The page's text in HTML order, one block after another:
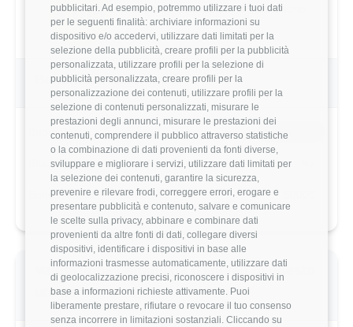
pubblicitari. Ad esempio, potremmo utilizzare i tuoi dati
per le seguenti finalità: archiviare informazioni su
dispositivo e/o accedervi, utilizzare dati limitati per la
selezione della pubblicità, creare profili per la pubblicità
personalizzata, utilizzare profili per la selezione di
pubblicità personalizzata, creare profili per la
personalizzazione dei contenuti, utilizzare profili per la
selezione di contenuti personalizzati, misurare le
prestazioni degli annunci, misurare le prestazioni dei
contenuti, comprendere il pubblico attraverso statistiche
o la combinazione di dati provenienti da fonti diverse,
sviluppare e migliorare i servizi, utilizzare dati limitati per
la selezione dei contenuti, garantire la sicurezza,
prevenire e rilevare frodi, correggere errori, erogare e
presentare pubblicità e contenuto, salvare e comunicare
le scelte sulla privacy, abbinare e combinare dati
provenienti da altre fonti di dati, collegare diversi
dispositivi, identificare i dispositivi in base alle
informazioni trasmesse automaticamente, utilizzare dati
di geolocalizzazione precisi, riconoscere i dispositivi in
base a informazioni richieste attivamente. Puoi
liberamente prestare, rifiutare o revocare il tuo consenso
senza incorrere in limitazioni sostanziali. Cliccando su
3.0/5 Basato su 5 parametri di valutazione
Benefits & Compensi
Buoni Pasto 7€/giorno
Stock Options
Bonus Annuale
Valutazione dettagliata Generali di questo
utente